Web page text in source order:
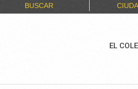
BUSCAR
EL